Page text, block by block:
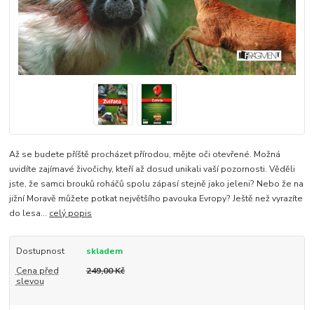
Až se budete příště procházet přírodou, mějte oči otevřené. Možná
uvidíte zajímavé živočichy, kteří až dosud unikali vaší pozornosti. Věděli
jste, že samci brouků roháčů spolu zápasí stejně jako jeleni? Nebo že na
jižní Moravě můžete potkat největšího pavouka Evropy? Ještě než vyrazíte
do lesa... celý popis
Dostupnost
skladem
Cena před
slevou
249,00 Kč